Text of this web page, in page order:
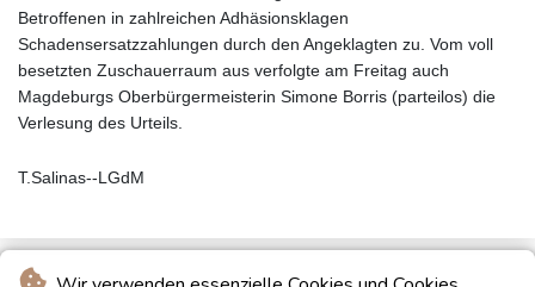
Betroffenen in zahlreichen Adhäsionsklagen
Schadensersatzzahlungen durch den Angeklagten zu. Vom voll
besetzten Zuschauerraum aus verfolgte am Freitag auch
Magdeburgs Oberbürgermeisterin Simone Borris (parteilos) die
Verlesung des Urteils.
T.Salinas--LGdM